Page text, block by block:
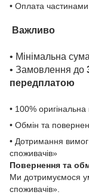
• Оплата частинами
Важливо
• Мінімальна
• Замовлення до
передплатою
• 100% оригінальна
• Обмін та
• Дотримання
споживачів»
Повернення та
Ми дотримуємося
споживачів».